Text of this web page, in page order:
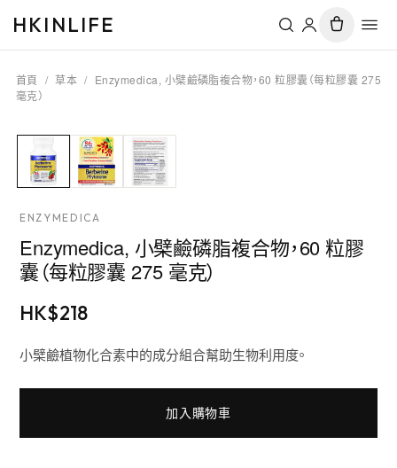
HKINLIFE
首頁 / 草本 / Enzymedica, 小檗鹼磷脂複合物，60 粒膠囊（每粒膠囊 275
毫克）
ENZYMEDICA
Enzymedica, 小檗鹼磷脂複合物，60 粒膠
囊（每粒膠囊 275 毫克）
HK$218
小檗鹼植物化合素中的成分組合幫助生物利用度。
加入購物車